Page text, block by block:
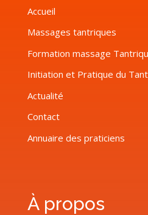
Accueil
Massages tantriques
Formation massage
Initiation et Pratique du
Actualité
Contact
Annuaire des praticiens
À propos